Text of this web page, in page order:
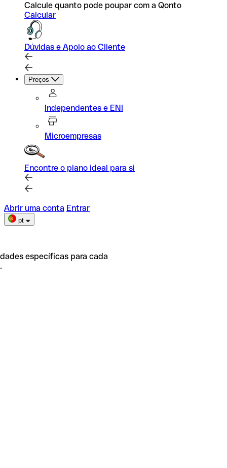
Calcule quanto pode poupar com a Qonto
Calcular
Dúvidas e Apoio ao Cliente
Preços
Independentes e ENI
Microempresas
Encontre o plano ideal para si
Abrir uma conta Entrar
pt
específicas para cada